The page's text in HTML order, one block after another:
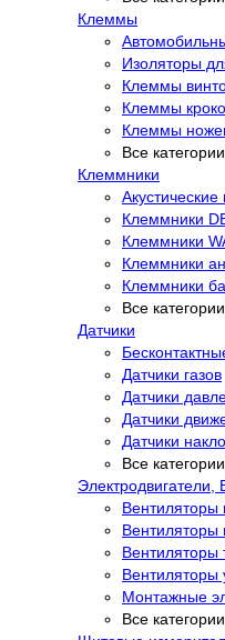
Клеммы
Изоляторы
Клеммы
Клеммы
Клеммы
Все
Клеммники
Клеммники
Клеммники
Клеммники
Клеммники
Все
Датчики
Датчики газов
Датчики
Датчики
Датчики
Все
Электродвигатели,
Вентиляторы
Вентиляторы
Вентиляторы
Вентиляторы
Монтажные
Все